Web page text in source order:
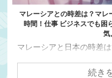
マレーシアとの時差は？マレ
時間！仕事 ビジネスでも困
気
マレーシアと日本の時差
意外と知られてないんで
続き